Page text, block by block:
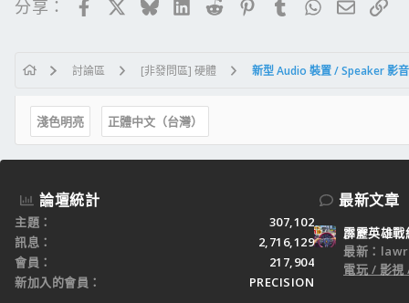
分享： FacebookBlueskyLinkedIn
RedditPinterestTumblrWhatsApp
電子郵
連
討論區 [非發問區] 硬體 新型 Audio 裝置 / Speaker 影
淺色明亮 正體中文（台灣）
論壇統計
主題
307,102
訊息
2,716,129
會員
217,904
新加入的會員
PRECISION
最新文章
霹靂英雄
最新：
電玩 / 影視